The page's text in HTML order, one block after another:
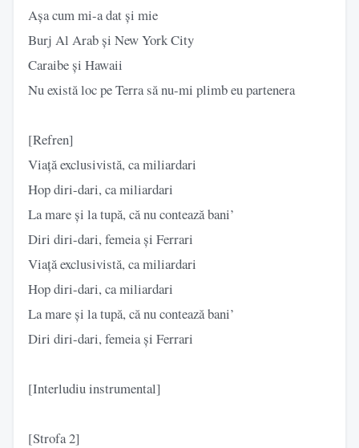
Așa cum mi-a dat și mie
Burj Al Arab și New York City
Caraibe și Hawaii
Nu există loc pe Terra să nu-mi plimb eu partenera
[Refren]
Viață exclusivistă, ca miliardari
Hop diri-dari, ca miliardari
La mare și la tupă, că nu contează bani’
Diri diri-dari, femeia și Ferrari
Viață exclusivistă, ca miliardari
Hop diri-dari, ca miliardari
La mare și la tupă, că nu contează bani’
Diri diri-dari, femeia și Ferrari
[Interludiu instrumental]
[Strofa 2]